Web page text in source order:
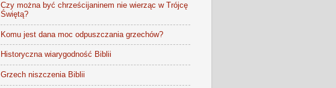
Czy można być chrześcijaninem nie wierząc w Trójcę
Świętą?
Komu jest dana moc odpuszczania grzechów?
Historyczna wiarygodność Biblii
Grzech niszczenia Biblii